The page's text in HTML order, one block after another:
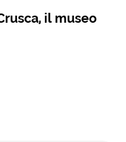
il museo